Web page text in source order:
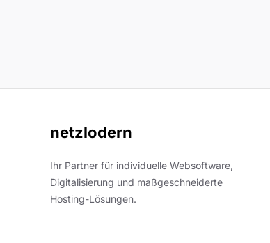
netzlodern
Ihr Partner für individuelle Websoftware,
Digitalisierung und maßgeschneiderte
Hosting-Lösungen.